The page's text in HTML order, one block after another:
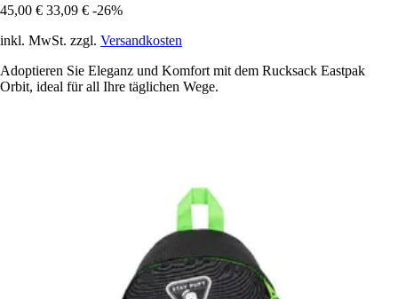
45,00 € 33,09 € -26%
inkl. MwSt. zzgl. Versandkosten
Adoptieren Sie Eleganz und Komfort mit dem Rucksack Eastpak
Orbit, ideal für all Ihre täglichen Wege.